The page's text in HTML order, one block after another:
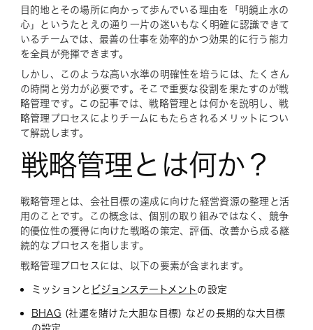
目的地とその場所に向かって歩んでいる理由を「明鏡止水の
心」というたとえの通り一片の迷いもなく明確に認識できて
いるチームでは、最善の仕事を効率的かつ効果的に行う能力
を全員が発揮できます。
しかし、このような高い水準の明確性を培うには、たくさん
の時間と労力が必要です。そこで重要な役割を果たすのが戦
略管理です。この記事では、戦略管理とは何かを説明し、戦
略管理プロセスによりチームにもたらされるメリットについ
て解説します。
戦略管理とは何か？
戦略管理とは、会社目標の達成に向けた経営資源の整理と活
用のことです。この概念は、個別の取り組みではなく、競争
的優位性の獲得に向けた戦略の策定、評価、改善から成る継
続的なプロセスを指します。
戦略管理プロセスには、以下の要素が含まれます。
ミッションと ビジョンステートメント の設定
BHAG (社運を賭けた大胆な目標) などの長期的な大目標
の設定